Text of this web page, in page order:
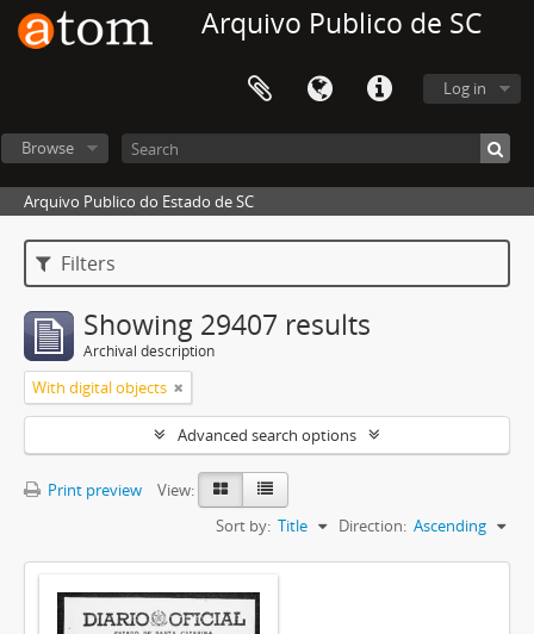
Arquivo Publico de SC
Log in
Browse
Arquivo Publico do Estado de SC
Filters
Showing 29407 results
Archival description
With digital objects
Advanced search options
Print preview
View:
Sort by: Title Direction: Ascending